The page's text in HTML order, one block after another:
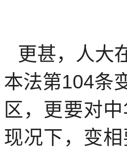
更甚，人大
本法第104条
区，更要对
现况下，变